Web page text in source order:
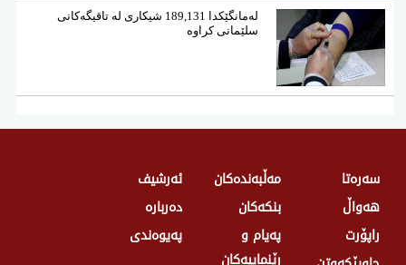
لەمانگێكدا 189,131 شیكاری لە تاقیگەكانی
سلێمانی كراوە
سەرەتا
هەواڵ
راپۆرت
مەڵبەندەکان
بنکەکان
پەیام و
ئەرشیف
دەربارە
پەیوەندی